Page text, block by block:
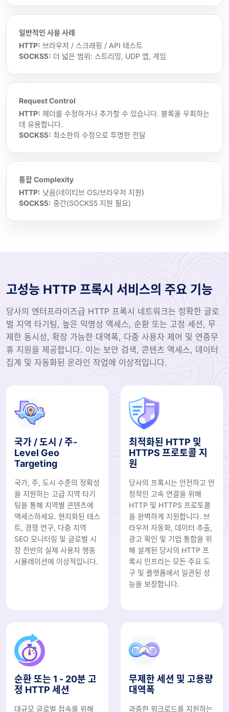
일반적인 사용 사례
HTTP: 브라우저 / 스크래핑 / API 테스트
SOCKS5: 더 넓은 범위: 스트리밍, UDP 앱, 게임
Request Control
HTTP: 헤더를 수정하거나 추가할 수 있습니다. 블록을 우회하는
데 유용합니다.
SOCKS5: 최소한의 수정으로 투명한 전달
통합 Complexity
HTTP: 낮음(네이티브 OS/브라우저 지원)
SOCKS5: 중간(SOCKS5 지원 필요)
고성능 HTTP 프록시 서비스의 주요 기능
당사의 엔터프라이즈급 HTTP 프록시 네트워크는 정확한 글로
벌 지역 타기팅, 높은 익명성 액세스, 순환 또는 고정 세션, 무
제한 동시성, 확장 가능한 대역폭, 다중 사용자 제어 및 연중무
휴 지원을 제공합니다. 이는 보안 검색, 콘텐츠 액세스, 데이터
집계 및 자동화된 온라인 작업에 이상적입니다.
국가 / 도시 / 주-
Level Geo
Targeting
국가, 주, 도시 수준의 정확성
을 지원하는 고급 지역 타기
팅을 통해 지역별 콘텐츠에
액세스하세요. 현지화된 테스
트, 경쟁 연구, 다중 지역
SEO 모니터링 및 글로벌 시
장 전반의 실제 사용자 행동
시뮬레이션에 이상적입니다.
최적화된 HTTP 및
HTTPS 프로토콜 지
원
당사의 프록시는 안전하고 안
정적인 고속 연결을 위해
HTTP 및 HTTPS 프로토콜
을 완벽하게 지원합니다. 브
라우저 자동화, 데이터 추출,
광고 확인 및 기업 통합을 위
해 설계된 당사의 HTTP 프
록시 인프라는 모든 주요 도
구 및 플랫폼에서 일관된 성
능을 보장합니다.
순환 또는 1 - 20분 고
정 HTTP 세션
대규모 글로벌 접속를 위해
무제한 세션 및 고용량
대역폭
과중한 워크로드를 지원하는